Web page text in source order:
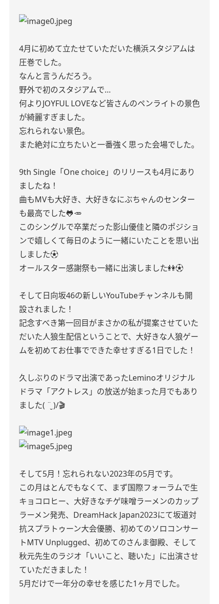
4月に初めて立たせていただいた横浜スタジアムは
圧巻でした。
なんと言うんだろう。
野外で初のスタジアムで…
何よりJOYFUL LOVEなど皆さんのペンライトの景色
が綺麗すぎました。
忘れられない景色。
また絶対に立ちたいと一番強く思った会場でした。
9th Single「One choice」のリリースも4月にあり
ましたね！
曲もMVも大好き、大好きなにぶちゃんのセンター
も最高でした🐸🥕
このシングルで卒業だった影山優佳と隣のポジショ
ンで嬉しくて毎日のように一緒にいたことを思い出
しました⚽️
オールスター感謝祭も一緒に出演しました👭⚽️
そして日向坂46の新しいYouTubeチャンネルも開
設されました！
記念すべき第一回目がまさかの私が提案させていた
だいた人狼生配信ということで、大好きな人狼ゲー
ムを初めてお仕事でできた幸せすぎる1日でした！
久しぶりのドラマ出演であったLeminoオリジナル
ドラマ「アクトレス」の放送が始まった月でもあり
ました( ¨̮ )/🎬
そして5月！忘れられない2023年の5月です。
この月はとんでもなくて、まず国際フォーラムで生
キョコロヒー、大好きなチゲ味噌ラーメンのカップ
ラーメン発売、DreamHack Japan2023にて坂道対
抗スプラトゥーン大会優勝、初めてのソロコンサー
トMTV Unplugged、初めてのさんま御殿、そして
秋元先生のラジオ「いいこと、聴いた」に出演させ
ていただきました！
5月だけで一年分の幸せを感じた1ヶ月でした。